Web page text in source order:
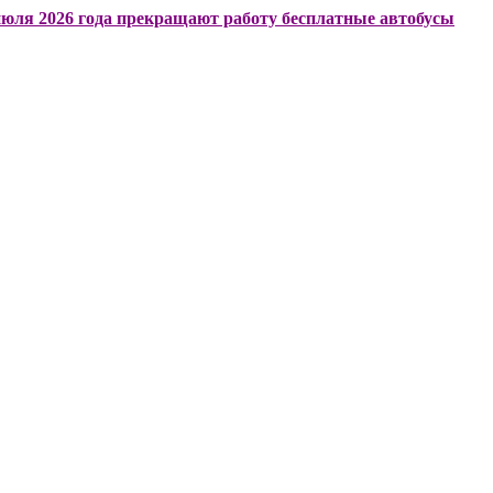
года прекращают работу бесплатные автобусы